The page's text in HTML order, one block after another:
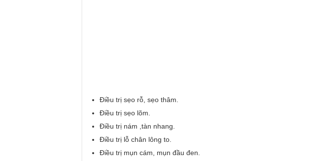
Điều trị sẹo rỗ, sẹo thâm.
Điều trị sẹo lõm.
Điều trị nám ,tàn nhang.
Điều trị lỗ chân lông to.
Điều trị mụn cám, mụn đầu đen.